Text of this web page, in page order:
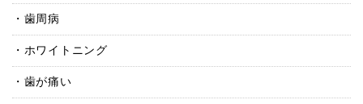
歯周病
ホワイトニング
歯が痛い